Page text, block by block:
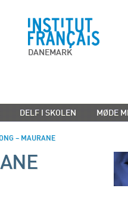
DANEMARK
DELF I SKOLEN MØDE
– MAURANE